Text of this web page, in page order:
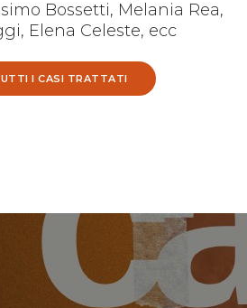
Bossetti, Melania Rea,
Elena Celeste, ecc
I CASI TRATTATI